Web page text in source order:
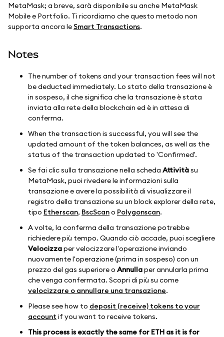
MetaMask; a breve, sarà disponibile su anche MetaMask
Mobile e Portfolio. Ti ricordiamo che questo metodo non
supporta ancora leSmart Transactions.
Notes
The number of tokens and your transaction fees will not
be deducted immediately. Lo stato della transazione è
in sospeso, il che significa che la transazione è stata
inviata alla rete della blockchain ed è in attesa di
conferma.
When the transaction is successful, you will see the
updated amount of the token balances, as well as the
status of the transaction updated to 'Confirmed'.
Se fai clic sulla transazione nella scheda Attivitàsu
MetaMask, puoi rivedere le informazioni sulla
transazione e avere la possibilità di visualizzare il
registro della transazione su un block explorer della rete,
tipo Etherscan, BscScano Polygonscan.
A volte, la conferma della transazione potrebbe
richiedere più tempo. Quando ciò accade, puoi scegliere
Velocizzaper velocizzare l'operazione inviando
nuovamente l'operazione (prima in sospeso) con un
prezzo del gas superiore o Annullaper annularla prima
che venga confermata. Scopri di più su come
velocizzare o annullare una transazione.
Please see how to deposit (receive) tokens to your
account if you want to receive tokens.
This process is exactly the same for ETH as it is for